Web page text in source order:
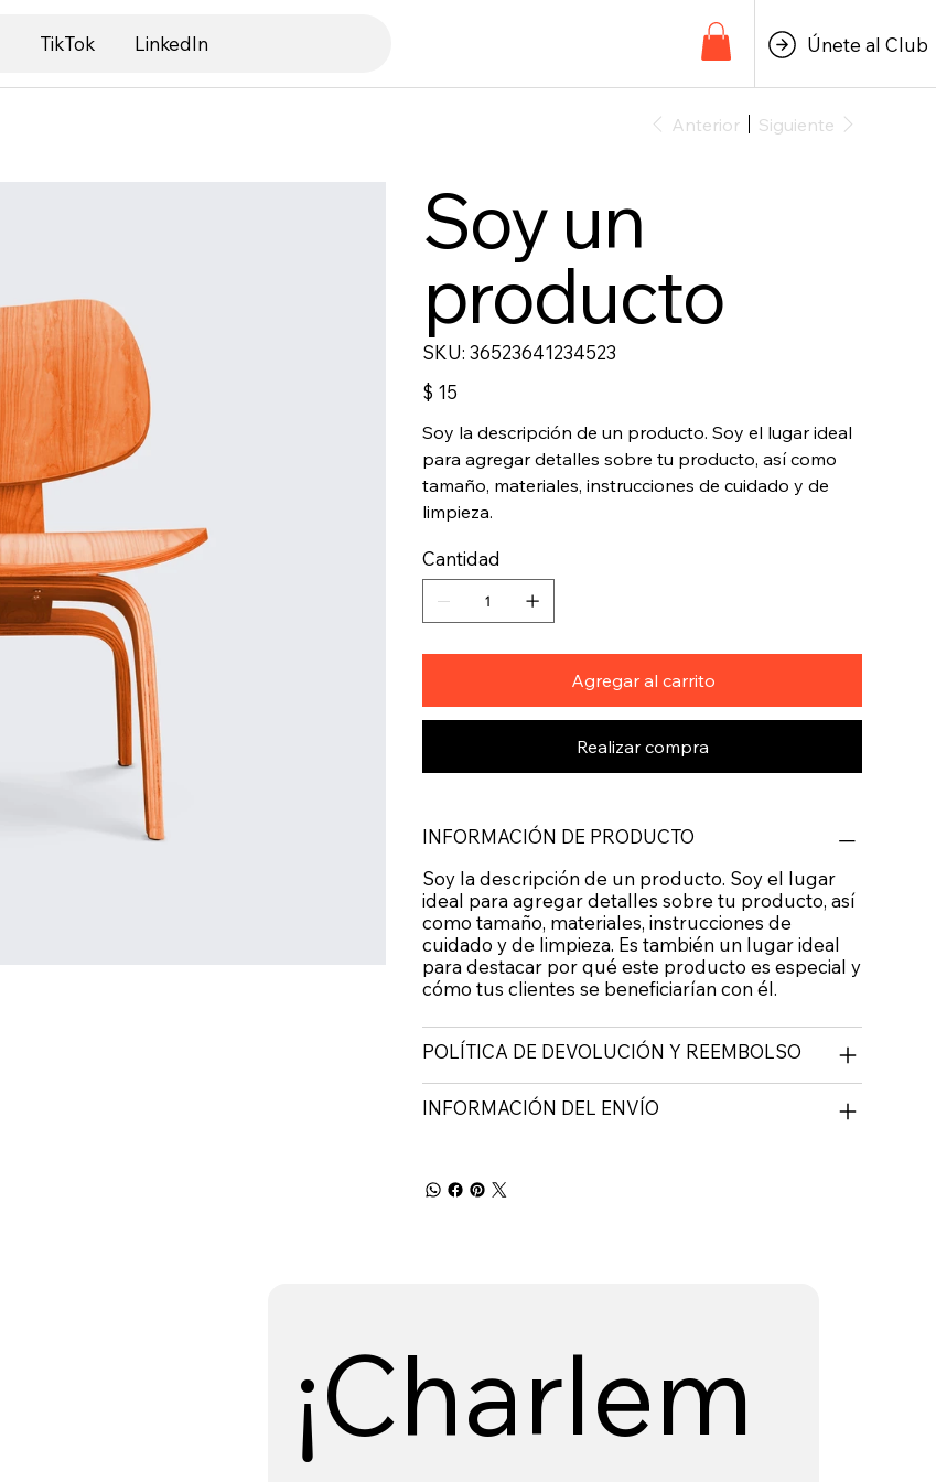
TikTok LinkedIn Únete al Club
Anterior Siguiente
Soy un
producto
SKU: SKU
36523641234523
36523641234523
Precio
$ 15
Soy la descripción de un producto. Soy el lugar ideal
para agregar detalles sobre tu producto, así como
tamaño, materiales, instrucciones de cuidado y de
limpieza.
Cantidad
Agregar al carrito
Realizar compra
INFORMACIÓN DE PRODUCTO
Soy la descripción de un producto. Soy el lugar
ideal para agregar detalles sobre tu producto, así
como tamaño, materiales, instrucciones de
cuidado y de limpieza. Es también un lugar ideal
para destacar por qué este producto es especial y
cómo tus clientes se beneficiarían con él.
POLÍTICA DE DEVOLUCIÓN Y REEMBOLSO
INFORMACIÓN DEL ENVÍO
¡Charlem